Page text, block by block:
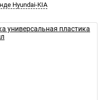
Hyundai-KIA